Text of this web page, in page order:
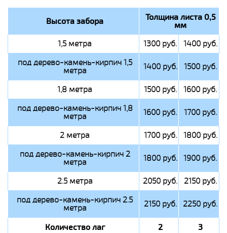
Высота забора Толщина листа 0,5
мм
1,5 метра 1300 руб.
1400 руб.
под дерево-камень-кирпич 1,5
метра 1400 руб. 1500 руб.
1,8 метра 1500 руб.
1600 руб.
под дерево-камень-кирпич 1,8
метра 1600 руб. 1700 руб.
2 метра 1700 руб.
1800 руб.
под дерево-камень-кирпич 2
метра 1800 руб. 1900 руб.
2.5 метра 2050 руб.
2150 руб.
под дерево-камень-кирпич 2.5
метра 2150 руб. 2250 руб.
Количество лаг 2 3